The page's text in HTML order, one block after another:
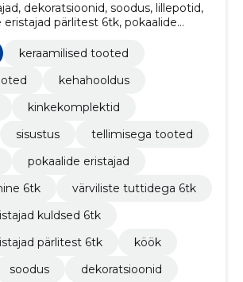
dekoratsioonid, soodus, lillepotid,
eristajad pärlitest 6tk, pokaalide
6tk, värviliste tuttidega 6tk, hõbe
keraamilised tooted
kehahooldus
kinkekomplektid
sisustus
tellimisega tooted
pokaalide eristajad
6tk
värviliste tuttidega 6tk
kuldsed 6tk
pärlitest 6tk
köök
soodus
dekoratsioonid